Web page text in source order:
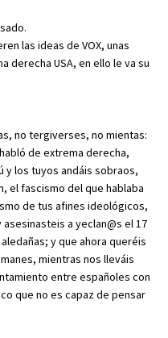
las ideas de VOX, unas
derecha USA, en ello le va su
no tergiverses, no mientas:
de extrema derecha,
y los tuyos andáis sobraos,
el fascismo del que hablaba
de tus afines ideológicos,
a yeclan@s el 17
y que ahora queréis
mientras nos lleváis
entre españoles con
que no es capaz de pensar